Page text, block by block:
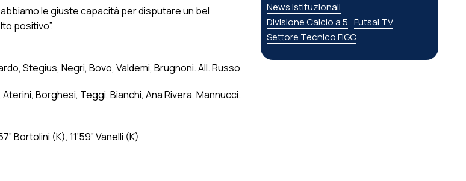
le giuste capacità per disputare un bel
positivo”.
Stegius, Negri, Bovo, Valdemi, Brugnoni. All. Russo
Borghesi, Teggi, Bianchi, Ana Rivera, Mannucci.
Bortolini (K), 11’59” Vanelli (K)
News istituzionali
Divisione Calcio a 5 Futsal TV
Settore Tecnico FIGC